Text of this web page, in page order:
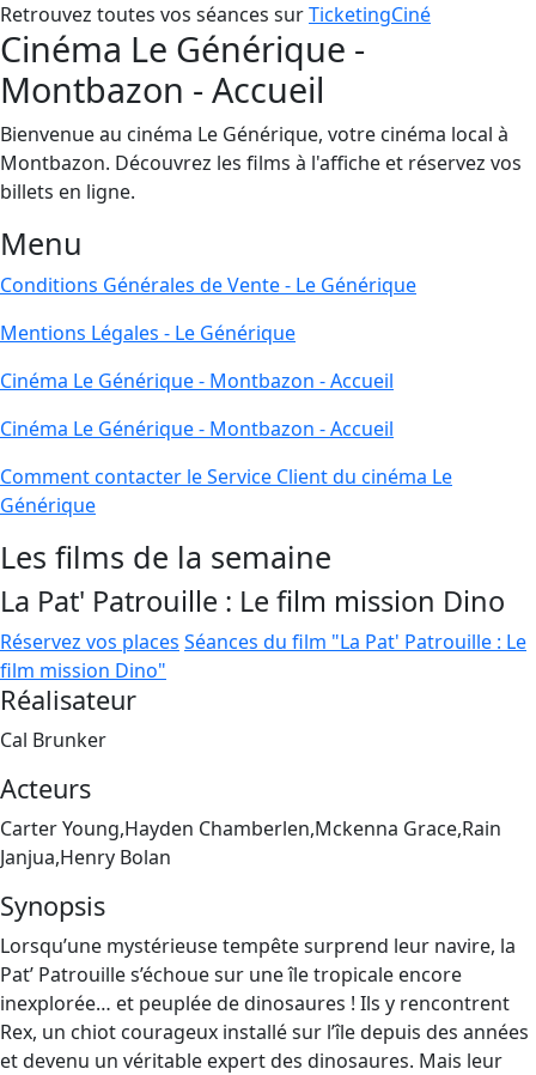
Retrouvez toutes vos séances surTicketingCiné
Cinéma Le Générique -
Montbazon - Accueil
Bienvenue au cinéma Le Générique, votre cinéma local à
Montbazon. Découvrez les films à l'affiche et réservez vos
billets en ligne.
Menu
Conditions Générales de Vente - Le Générique
Mentions Légales - Le Générique
Cinéma Le Générique - Montbazon - Accueil
Cinéma Le Générique - Montbazon - Accueil
Comment contacter le Service Client du cinéma Le
Générique
Les films de la semaine
La Pat' Patrouille : Le film mission Dino
Réservez vos places Séances du film "La Pat' Patrouille : Le
film mission Dino"
Réalisateur
Cal Brunker
Acteurs
Carter Young,Hayden Chamberlen,Mckenna Grace,Rain
Janjua,Henry Bolan
Synopsis
Lorsqu’une mystérieuse tempête surprend leur navire, la
Pat’ Patrouille s’échoue sur une île tropicale encore
inexplorée… et peuplée de dinosaures ! Ils y rencontrent
Rex, un chiot courageux installé sur l’île depuis des années
et devenu un véritable expert des dinosaures. Mais leur